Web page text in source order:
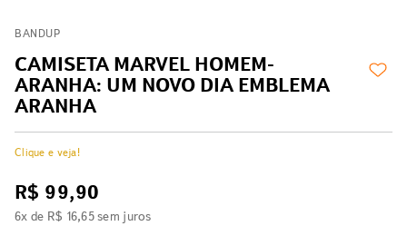
BANDUP
CAMISETA MARVEL HOMEM-
ARANHA: UM NOVO DIA EMBLEMA
ARANHA
Clique e veja!
R$ 99,90
6x de R$ 16,65sem juros